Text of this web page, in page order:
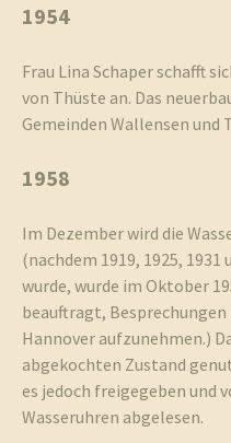
1954
Frau Lina Schaper schafft
von Thüste an. Das
Gemeinden Wallensen und
1958
Im Dezember wird die
(nachdem 1919, 1925,
wurde, wurde im Oktober
beauftragt,
Hannover aufzunehmen.)
abgekochten Zustand
es jedoch freigegeben und
Wasseruhren abgelesen.